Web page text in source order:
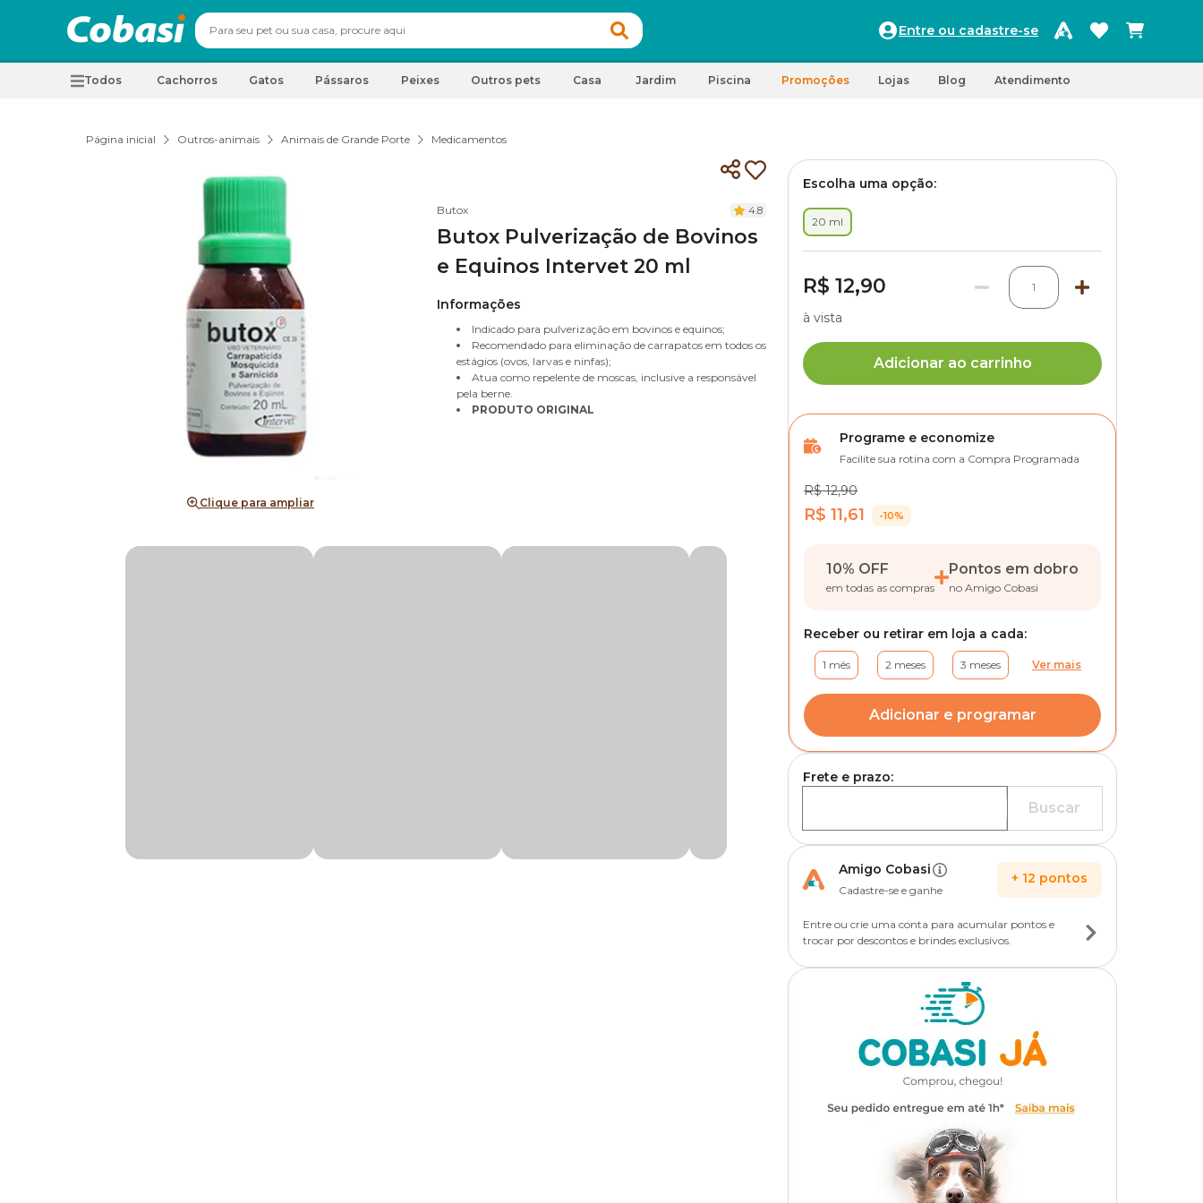
Entre ou cadastre-se
Todos Cachorros Gatos Pássaros Peixes Outros pets Casa Jardim Piscina Promoções Lojas Blog Atendimento
Página inicial Outros-animais Animais de Grande Porte Medicamentos
Clique para ampliar
Butox 4.8
Butox Pulverização de Bovinos
e Equinos Intervet 20 ml
Informações
Indicado para pulverização em bovinos e equinos;
Recomendado para eliminação de carrapatos em todos os
estágios (ovos, larvas e ninfas);
Atua como repelente de moscas, inclusive a responsável
pela berne.
PRODUTO ORIGINAL
Escolha uma opção:
20 ml
R$ 12,90 1
à vista
Adicionar ao carrinho
Programe e economize
Facilite sua rotina com a Compra Programada
R$ 12,90
R$ 11,61 -10%
10% OFF
em todas as compras
Pontos em dobro
no Amigo Cobasi
Receber ou retirar em loja a cada:
1 mês 2 meses 3 meses Ver mais
Adicionar e programar
Frete e prazo:
Buscar
Amigo Cobasi
Cadastre-se e ganhe
+ 12 pontos
Entre ou crie uma conta para acumular pontos e
trocar por descontos e brindes exclusivos.